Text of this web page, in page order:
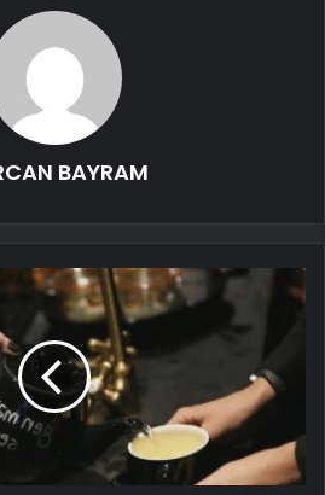
BAYRAM